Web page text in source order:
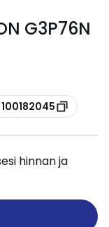
G3P76N
hinnan ja